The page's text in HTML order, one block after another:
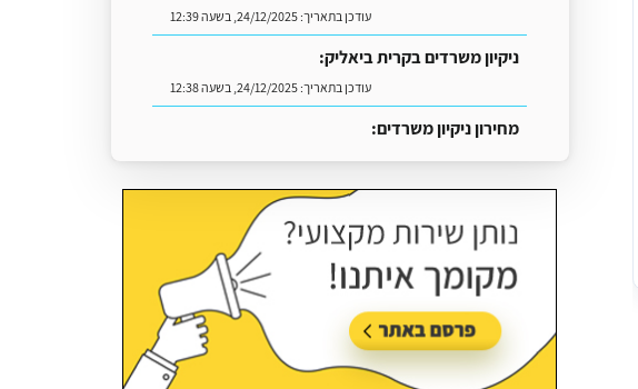
עודכן בתאריך:24/12/2025, בשעה 12:39
ניקיון משרדים בקרית ביאליק:
עודכן בתאריך:24/12/2025, בשעה 12:38
מחירון ניקיון משרדים:
עודכן בתאריך:18/05/2026, בשעה 13:13